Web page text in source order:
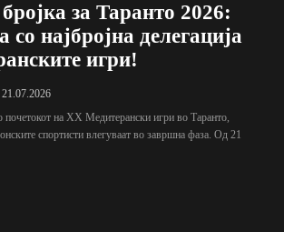
за Таранто 2026:
со најбројна делегација
игри!
21.07.2026
почетокот на XX Медитерански игри во Таранто,
спортисти влегуваат во завршна фаза. Од 21